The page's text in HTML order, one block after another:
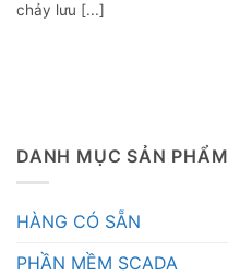
chảy lưu [...]
DANH MỤC SẢN PHẨM
HÀNG CÓ SẴN
PHẦN MỀM SCADA